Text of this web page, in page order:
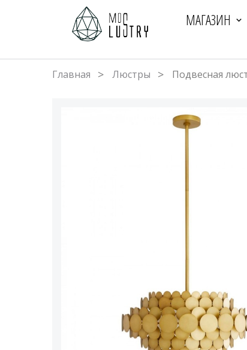
МАГАЗИН
Главная Люстры Подвесная